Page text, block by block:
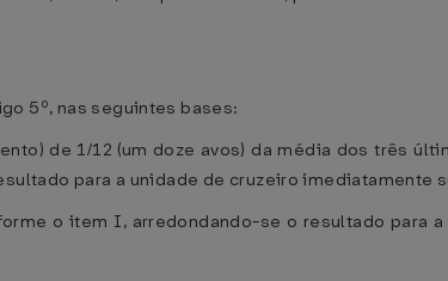
5º, nas seguintes bases:
de 1/12 (um doze avos) da média dos três
para a unidade de cruzeiro imediatamente
o item I, arredondando-se o resultado para a